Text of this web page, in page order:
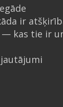
ir
— kas tie ir